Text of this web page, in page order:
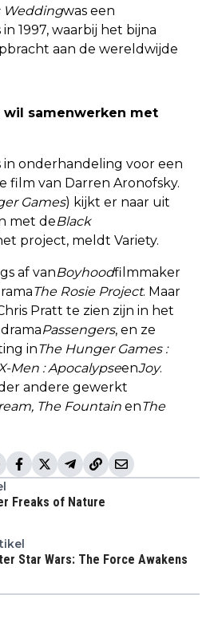
Weddingwas een
1997, waarbij het bijna
aan de wereldwijde
samenwerken met
in onderhandeling voor een
film van Darren Aronofsky.
Games) kijkt er naar uit
met deBlack
project, meldt Variety.
af vanBoyhoodfilmmaker
The Rosie Project. Maar
Pratt te zien zijn in het
Passengers, en ze
inThe Hunger Games :
Men : ApocalypseenJoy.
andere gewerkt
The Fountain enThe
Freaks of Nature
Star Wars: The Force Awakens